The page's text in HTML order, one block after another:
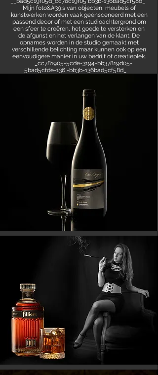
Mijn foto&#39;s van objecten, meubels of
kunstwerken worden vaak geënsceneerd met een
passend decor of met een studioachtergrond om
een sfeer te creëren, het goede te versterken en
de afgunst en het verlangen van de klant. De
opnames worden in de studio gemaakt met
verschillende belichting maar kunnen ook op een
eenvoudigere manier in uw bedrijf of creatieplek.
_cc781905-5cde-3194-bb37819d05-
5bad5cfde-136 -bb3b-136bad5cf58d_